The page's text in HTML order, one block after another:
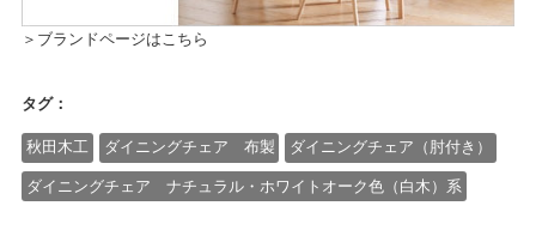
＞ブランドページはこちら
タグ：
秋田木工 ダイニングチェア 布製 ダイニングチェア（肘付き）
ダイニングチェア ナチュラル・ホワイトオーク色（白木）系